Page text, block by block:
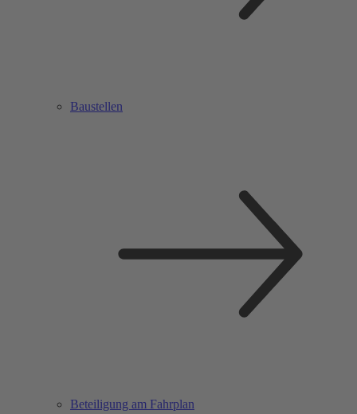
Baustellen
Beteiligung am Fahrplan